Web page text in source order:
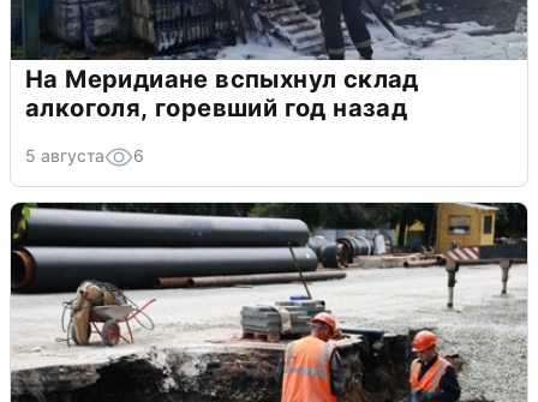
На Меридиане вспыхнул склад
алкоголя, горевший год назад
5 августа 6